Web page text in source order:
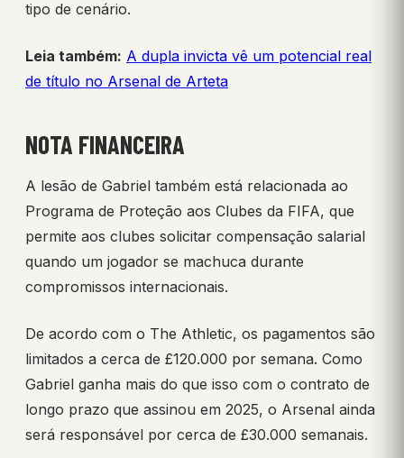
tipo de cenário.
Leia também: A dupla invicta vê um potencial real
de título no Arsenal de Arteta
NOTA FINANCEIRA
A lesão de Gabriel também está relacionada ao
Programa de Proteção aos Clubes da FIFA, que
permite aos clubes solicitar compensação salarial
quando um jogador se machuca durante
compromissos internacionais.
De acordo com o The Athletic, os pagamentos são
limitados a cerca de £120.000 por semana. Como
Gabriel ganha mais do que isso com o contrato de
longo prazo que assinou em 2025, o Arsenal ainda
será responsável por cerca de £30.000 semanais.